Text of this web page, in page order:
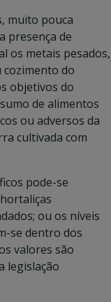
muito pouca
presença de
os metais pesados,
cozimento do
objetivos do
de alimentos
ou adversos da
cultivada com
pode-se
ou os níveis
se dentro dos
valores são
legislação